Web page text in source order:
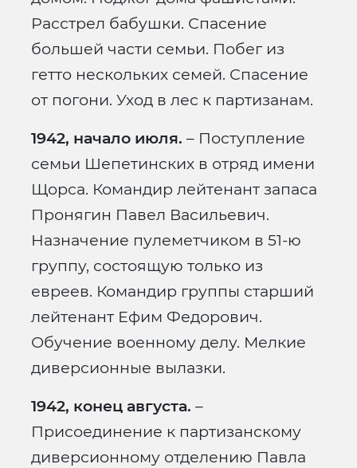
Расстрел бабушки. Спасение
большей части семьи. Побег из
гетто нескольких семей. Спасение
от погони. Уход в лес к партизанам.
1942, начало июля. – Поступление
семьи Шепетинских в отряд имени
Щорса. Командир лейтенант запаса
Пронягин Павел Васильевич.
Назначение пулеметчиком в 51-ю
группу, состоящую только из
евреев. Командир группы старший
лейтенант Ефим Федорович.
Обучение военному делу. Мелкие
диверсионные вылазки.
1942, конец августа. –
Присоединение к партизанскому
диверсионному отделению Павла